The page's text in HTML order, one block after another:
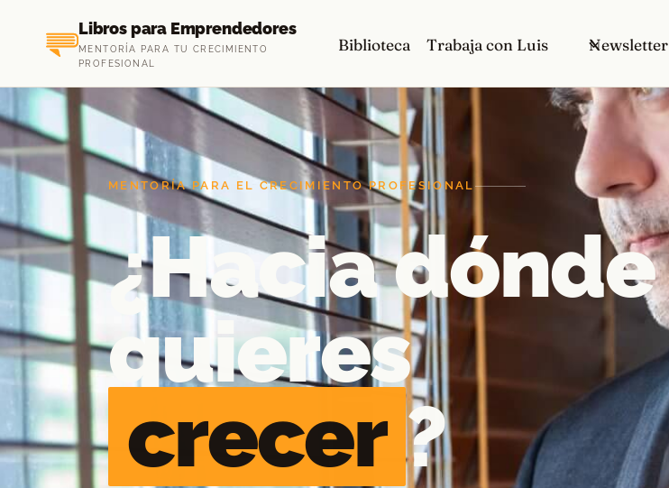
contenido
Libros para Emprendedores
MENTORÍA PARA TU CRECIMIENTO
PROFESIONAL
Biblioteca Trabaja con Luis Newsletter
MENTORÍA PARA EL CRECIMIENTO PROFESIONAL
¿Hacia dónde
quieres
crecer?